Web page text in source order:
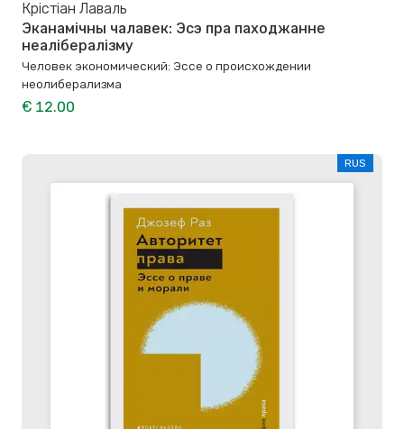
Крістіан Лаваль
Эканамічны чалавек: Эсэ пра паходжанне
неалібералізму
Человек экономический: Эссе о происхождении
неолиберализма
€ 12.00
RUS